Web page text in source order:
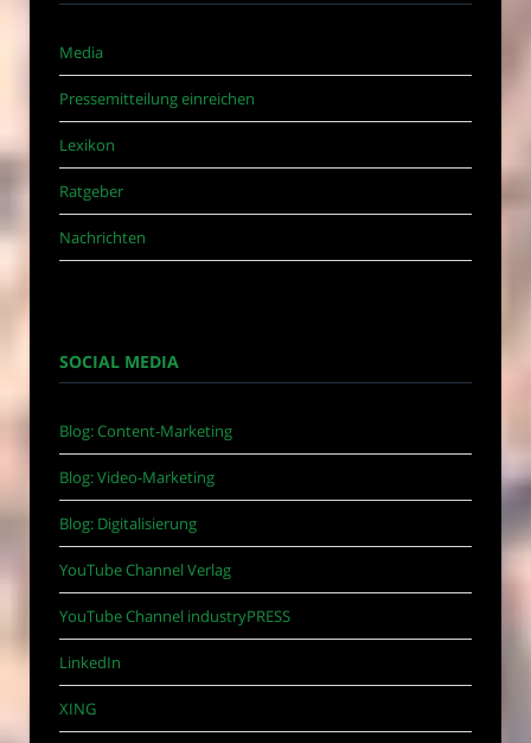
Media
Pressemitteilung einreichen
Lexikon
Ratgeber
Nachrichten
SOCIAL MEDIA
Blog: Content-Marketing
Blog: Video-Marketing
Blog: Digitalisierung
YouTube Channel Verlag
YouTube Channel industryPRESS
LinkedIn
XING